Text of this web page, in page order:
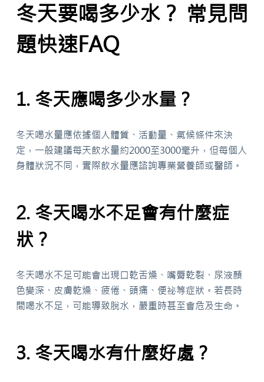
冬天要喝多少水？ 常見問
題快速FAQ
1. 冬天應喝多少水量？
冬天喝水量應依據個人體質、活動量、氣候條件來決
定，一般建議每天飲水量約2000至3000毫升，但每個人
身體狀況不同，實際飲水量應諮詢專業營養師或醫師。
2. 冬天喝水不足會有什麼症
狀？
冬天喝水不足可能會出現口乾舌燥、嘴脣乾裂、尿液顏
色變深、皮膚乾燥、疲倦、頭痛、便祕等症狀。若長時
間喝水不足，可能導致脫水，嚴重時甚至會危及生命。
3. 冬天喝水有什麼好處？